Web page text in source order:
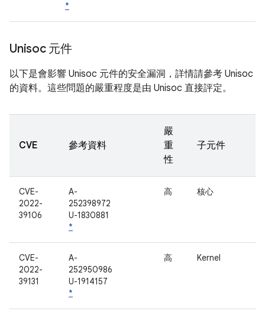
*
Unisoc 元件
以下是會影響 Unisoc 元件的安全漏洞，詳情請參考 Unisoc
的資料。這些問題的嚴重程度是由 Unisoc 直接評定。
CVE 參考資料
嚴
重
性
子元件
CVE-
2022-
39106
A-
252398972
U-1830881
*
高 核心
CVE-
2022-
39131
A-
252950986
U-1914157
*
高 Kernel